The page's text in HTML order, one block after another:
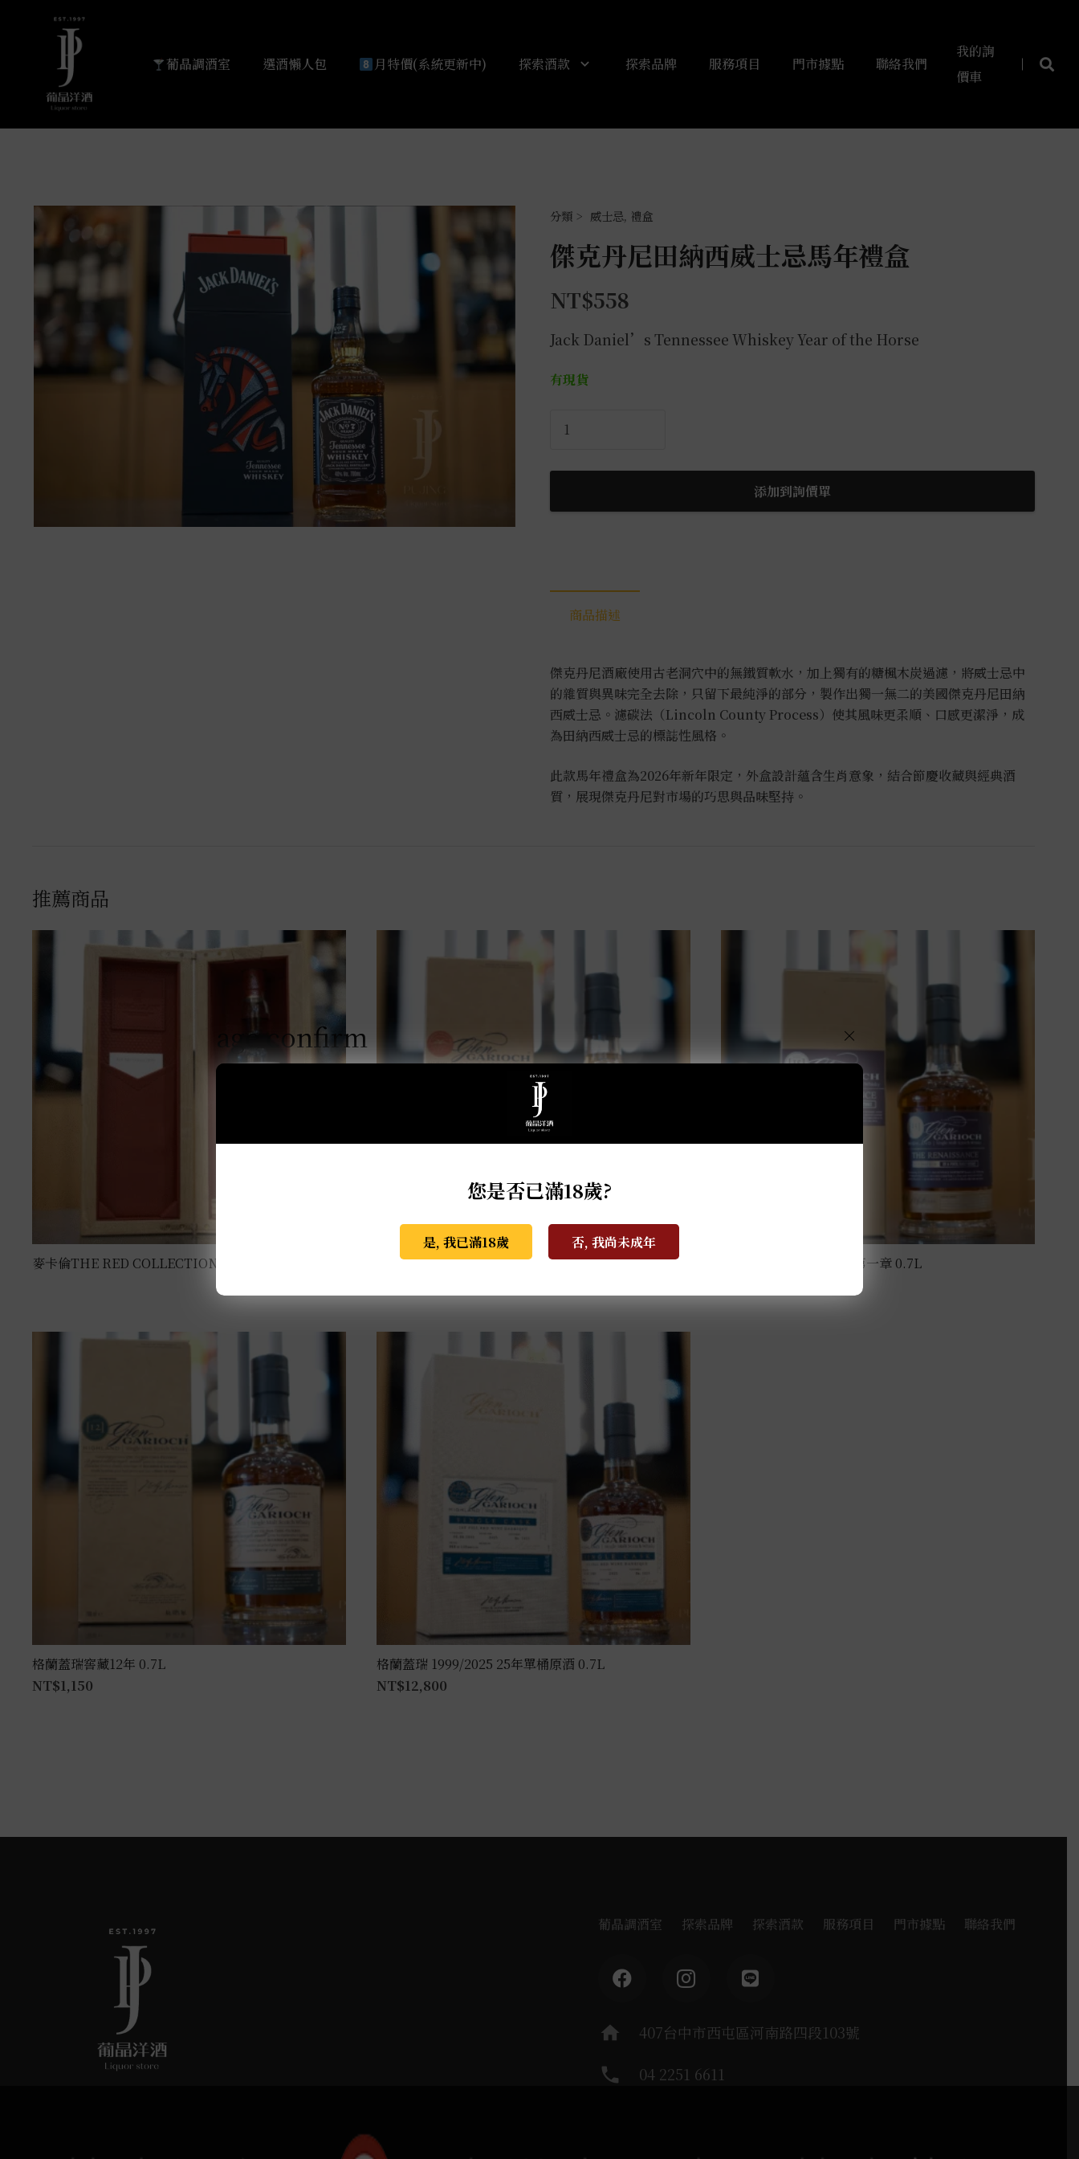
葡晶調酒室 選酒懶人包 月特價(系統更新中) 探索酒款 探索品牌 服務項目 門市據點 聯絡我們
我的詢
價車
威士忌, 禮盒
傑克丹尼田納西威士忌馬年禮盒
NT$558
Jack Daniel’s Tennessee Whiskey Year of the Horse
有現貨
士
禮
盒
數
量
添加到詢價單
商品描述
傑克丹尼酒廠使用古老洞穴中的無鐵質軟水，加上獨有的糖楓木炭過濾，將威士忌中
的雜質與異味完全去除，只留下最純淨的部分，製作出獨一無二的美國傑克丹尼田納
西威士忌。 濾碳法（Lincoln County Process）使其風味更柔順、口感更潔淨 ，成
為田納西威士忌的標誌性風格。
此款馬年禮盒為2026年新年限定，外盒設計蘊含生肖意象， 結合節慶收藏與經典酒
質，展現傑克丹尼對市場的巧思與品味堅持。
推薦商品
麥卡倫THE RED COLLECTION 50年 0.7L
格蘭蓋瑞典藏特級單一麥芽威士忌 0.7L
格蘭蓋瑞15年 文藝復興第一章 0.7L
格蘭蓋瑞窖藏12年 0.7L
NT$1,150
格蘭蓋瑞 1999/2025 25年單桶原酒 0.7L
NT$12,800
葡晶調酒室 探索品牌 探索酒款 服務項目 門市據點 聯絡我們
home 407台中市西屯區河南路四段103號
phone 04 2251 6611
age confirm
您是否已滿18歲?
是, 我已滿18歲 否, 我尚未成年
×